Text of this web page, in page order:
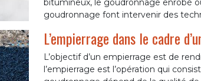
bitumineux, le goudronnage enrobé
goudronnage font intervenir des
L’empierrage dans le cadre
L’objectif d’un empierrage est de
l’empierrage est l’opération qui